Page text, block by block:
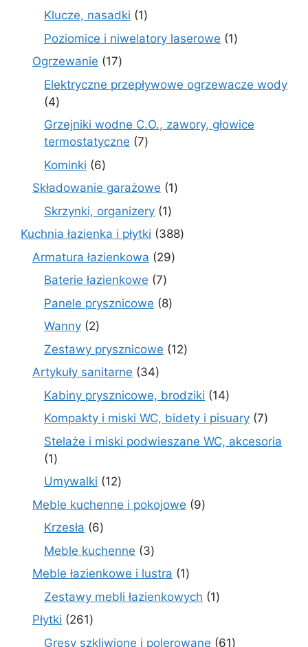
Klucze, nasadki 11
produkt
Poziomice i niwelatory laserowe 11
Ogrzewanie 1717
produktów
Elektryczne przepływowe ogrzewacze wody
44
produkty
Grzejniki wodne C.O., zawory, głowice
termostatyczne 77
Kominki 66
produktów
Składowanie garażowe 11
Skrzynki, organizery 11
produkt
Kuchnia łazienka i płytki 388388
Armatura łazienkowa 2929
Baterie łazienkowe 77
produktów
Panele prysznicowe 88
Wanny 22
produkty
Zestawy prysznicowe 1212
Artykuły sanitarne 3434
produkty
Kabiny prysznicowe, brodziki 1414
produktów
Kompakty i miski WC, bidety i pisuary 77
Stelaże i miski podwieszane WC, akcesoria
11
produkt
Umywalki 1212
produktów
Meble kuchenne i pokojowe 99
Krzesła 66
produktów
Meble kuchenne 33
produkty
Meble łazienkowe i lustra 11
produkt
Zestawy mebli łazienkowych 11
Płytki 261261
produktów
Gresy szkliwione i polerowane 6161